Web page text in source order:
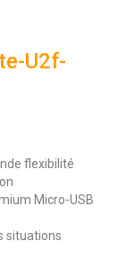
U2f-
flexibilité
Micro-USB
situations